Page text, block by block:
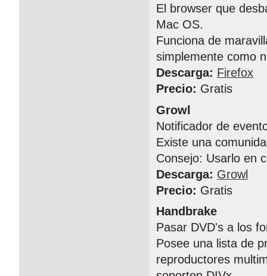
El browser que
Mac OS.
Funciona de
simplemente como
Descarga: Firefox
Precio: Gratis
Growl
Notificador de
Existe una
Consejo: Usarlo en
Descarga: Growl
Precio: Gratis
Handbrake
Pasar DVD's a los
Posee una lista de
reproductores